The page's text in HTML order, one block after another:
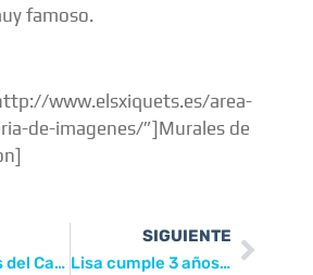
famoso.
www.elsxiquets.es/area-
de-imagenes/”]Murales de
Los murales del Carnaval
SIGUIENTE
Lisa cumple 3 años… ¡¡¡ FELICIDADES !!!